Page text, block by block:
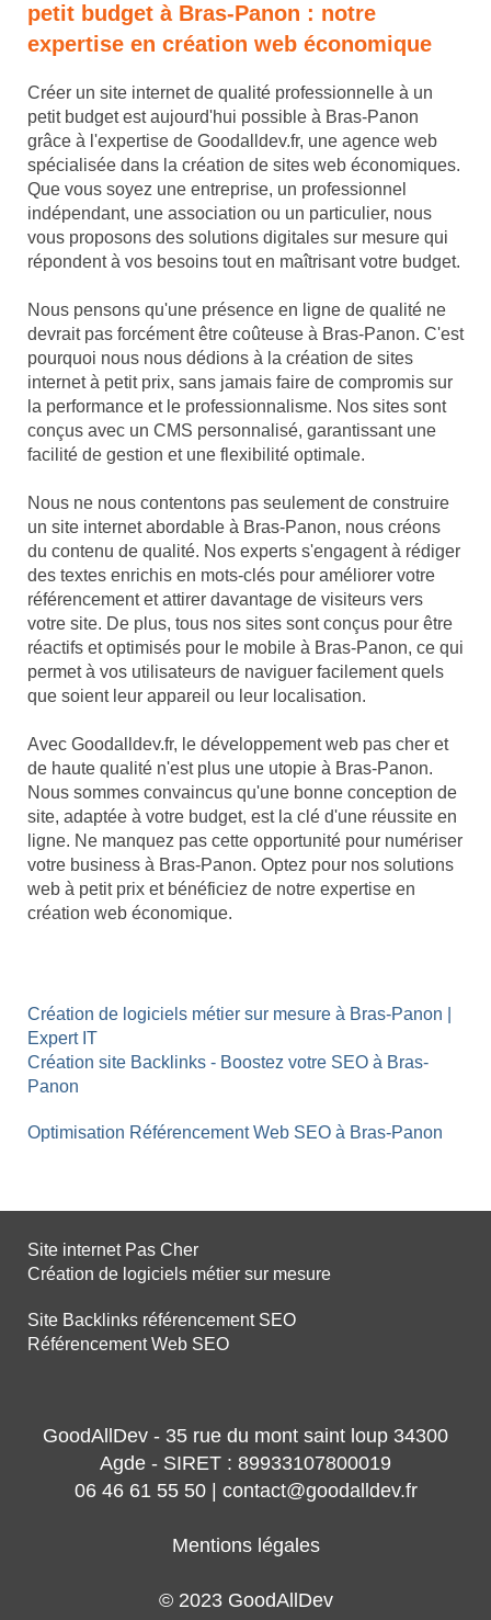
petit budget à Bras-Panon : notre
expertise en création web économique
Créer un site internet de qualité professionnelle à un
petit budget est aujourd'hui possible à Bras-Panon
grâce à l'expertise de Goodalldev.fr, une agence web
spécialisée dans la création de sites web économiques.
Que vous soyez une entreprise, un professionnel
indépendant, une association ou un particulier, nous
vous proposons des solutions digitales sur mesure qui
répondent à vos besoins tout en maîtrisant votre budget.
Nous pensons qu'une présence en ligne de qualité ne
devrait pas forcément être coûteuse à Bras-Panon. C'est
pourquoi nous nous dédions à la création de sites
internet à petit prix, sans jamais faire de compromis sur
la performance et le professionnalisme. Nos sites sont
conçus avec un CMS personnalisé, garantissant une
facilité de gestion et une flexibilité optimale.
Nous ne nous contentons pas seulement de construire
un site internet abordable à Bras-Panon, nous créons
du contenu de qualité. Nos experts s'engagent à rédiger
des textes enrichis en mots-clés pour améliorer votre
référencement et attirer davantage de visiteurs vers
votre site. De plus, tous nos sites sont conçus pour être
réactifs et optimisés pour le mobile à Bras-Panon, ce qui
permet à vos utilisateurs de naviguer facilement quels
que soient leur appareil ou leur localisation.
Avec Goodalldev.fr, le développement web pas cher et
de haute qualité n'est plus une utopie à Bras-Panon.
Nous sommes convaincus qu'une bonne conception de
site, adaptée à votre budget, est la clé d'une réussite en
ligne. Ne manquez pas cette opportunité pour numériser
votre business à Bras-Panon. Optez pour nos solutions
web à petit prix et bénéficiez de notre expertise en
création web économique.
Création de logiciels métier sur mesure à Bras-Panon |
Expert IT
Création site Backlinks - Boostez votre SEO à Bras-
Panon
Optimisation Référencement Web SEO à Bras-Panon
Site internet Pas Cher
Création de logiciels métier sur mesure
Site Backlinks référencement SEO
Référencement Web SEO
GoodAllDev - 35 rue du mont saint loup 34300
Agde - SIRET : 89933107800019
06 46 61 55 50 | contact@goodalldev.fr
Mentions légales
© 2023 GoodAllDev